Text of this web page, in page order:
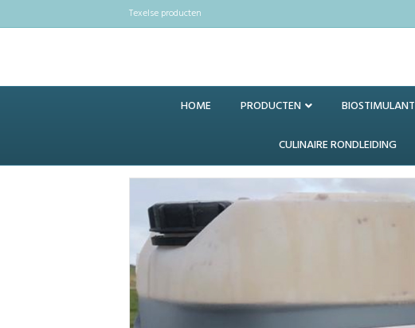
Texelse producten
HOME PRODUCTEN BIOSTIMULANT
CULINAIRE RONDLEIDING